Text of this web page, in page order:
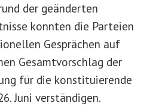
der geänderten
konnten die Parteien
Gesprächen auf
Gesamtvorschlag der
für die konstituierende
Juni verständigen.